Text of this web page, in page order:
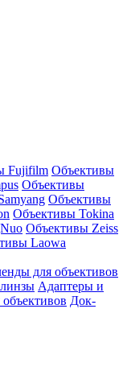
Fujifilm Объективы
Объективы
Объективы
Объективы Tokina
Объективы Zeiss
Laowa
для объективов
Адаптеры и
Док-